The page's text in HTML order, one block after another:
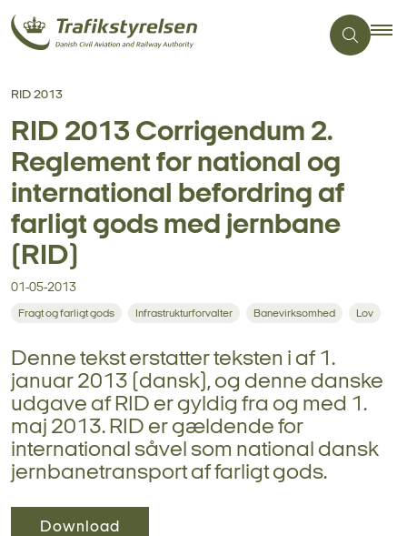
RID 2013
RID 2013 Corrigendum 2.
Reglement for national og
international befordring af
farligt gods med jernbane
(RID)
01-05-2013
Fragt og farligt gods Infrastrukturforvalter Banevirksomhed Lov
Denne tekst erstatter teksten i af 1.
januar 2013 (dansk), og denne danske
udgave af RID er gyldig fra og med 1.
maj 2013. RID er gældende for
international såvel som national dansk
jernbanetransport af farligt gods.
Download